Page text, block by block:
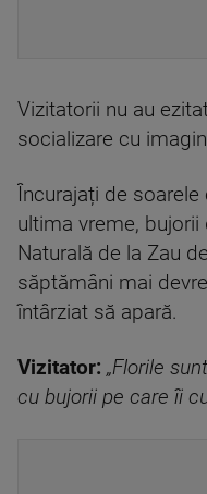
Vizitatorii nu au
socializare cu
Încurajați de
ultima vreme, bujorii
Naturală de la Zau
săptămâni mai
întârziat să apară.
Vizitator: „Florile
cu bujorii pe care îi